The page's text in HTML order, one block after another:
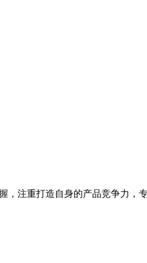
，注重打造自身的产品竞争力，